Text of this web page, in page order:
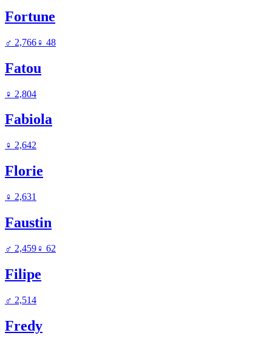
Fortune
♂ 2,766♀ 48
Fatou
♀ 2,804
Fabiola
♀ 2,642
Florie
♀ 2,631
Faustin
♂ 2,459♀ 62
Filipe
♂ 2,514
Fredy